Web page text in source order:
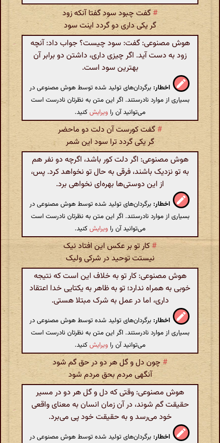
# گفت چبود سود گفتا آنکه زود
گر یکی داری دو گردد اینت سود
هوش مصنوعی: گفت: سود چیست؟ جواب داد: آنچه
زود به دست آید. اگر چیزی داری، داشتن دو برابر آن
بهترین سود است.
اخطار: برگردان‌های تولید شده توسط هوش مصنوعی در
بسیاری از موارد نادرستند. اگر این متن به نظرتان نادرست است
می‌توانید آن را ویرایشکنید.
#گفت کورست آن دلت دو ماحضر
گر یکی گردد ترا سود این شمر
هوش مصنوعی: اگر دلت کور باشد، اگرچه دو نفر هم
به تو نزدیک باشند، فرقی به حال تو نخواهد کرد. پس،
از این دوستی‌ها بهره‌ای نخواهی برد.
اخطار: برگردان‌های تولید شده توسط هوش مصنوعی در
بسیاری از موارد نادرستند. اگر این متن به نظرتان نادرست است
می‌توانید آن را ویرایشکنید.
#کار تو بر عکس این افتاد نیک
نیستت توحید در شرکی ولیک
هوش مصنوعی: کار تو به خلاف این است که نتیجه
خوبی به همراه ندارد؛ تو به ظاهر به یکتایی خدا اعتقاد
داری، اما در عمل به شرک مبتلا هستی.
اخطار: برگردان‌های تولید شده توسط هوش مصنوعی در
بسیاری از موارد نادرستند. اگر این متن به نظرتان نادرست است
می‌توانید آن را ویرایشکنید.
#چون دل و گل هر دو در حق گم شود
آنگهی مردم بحق مردم شود
هوش مصنوعی: وقتی که دل و گل هر دو در مسیر
حقیقت گم شوند، در آن زمان انسان به معنای واقعی
خود می‌رسد و به حقیقت خود پی می‌برد.
اخطار: برگردان‌های تولید شده توسط هوش مصنوعی در